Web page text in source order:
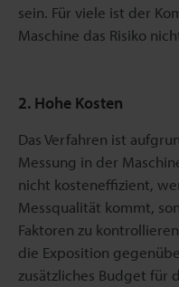
sein. Für viele ist der
Maschine das Risiko
2. Hohe Kosten
Das Verfahren ist
Messung in der
nicht kosteneffizient,
Messqualität kommt,
Faktoren zu
die Exposition
zusätzliches Budget für